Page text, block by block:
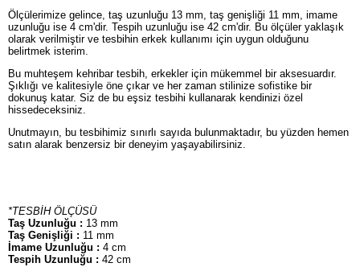
Ölçülerimize gelince, taş uzunluğu 13 mm, taş genişliği 11 mm, imame
uzunluğu ise 4 cm'dir. Tespih uzunluğu ise 42 cm'dir. Bu ölçüler yaklaşık
olarak verilmiştir ve tesbihin erkek kullanımı için uygun olduğunu
belirtmek isterim.
Bu muhteşem kehribar tesbih, erkekler için mükemmel bir aksesuardır.
Şıklığı ve kalitesiyle öne çıkar ve her zaman stilinize sofistike bir
dokunuş katar. Siz de bu eşsiz tesbihi kullanarak kendinizi özel
hissedeceksiniz.
Unutmayın, bu tesbihimiz sınırlı sayıda bulunmaktadır, bu yüzden hemen
satın alarak benzersiz bir deneyim yaşayabilirsiniz.
*TESBİH ÖLÇÜSÜ
Taş Uzunluğu : 13 mm
Taş Genişliği : 11 mm
İmame Uzunluğu : 4 cm
Tespih Uzunluğu : 42 cm